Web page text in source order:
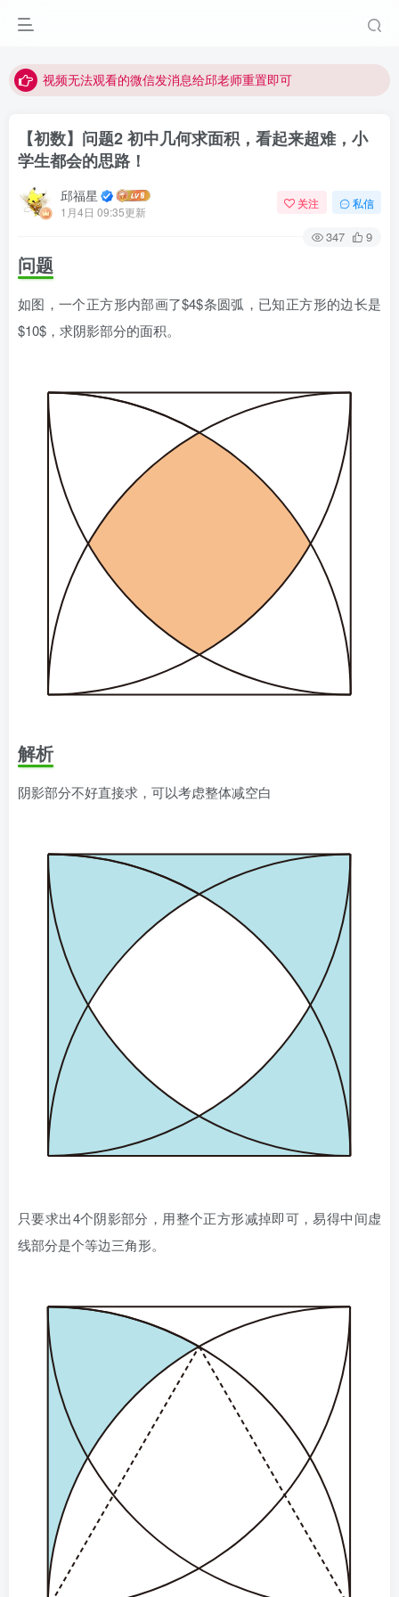
视频无法观看的微信发消息给邱老师重置即可
【初数】问题2 初中几何求面积，看起来超难，小
学生都会的思路！
邱福星
1月4日 09:35更新
关注 私信
347 9
问题
如图，一个正方形内部画了$4$条圆弧，已知正方形的边长是
$10$，求阴影部分的面积。
解析
阴影部分不好直接求，可以考虑整体减空白
只要求出4个阴影部分，用整个正方形减掉即可，易得中间虚
线部分是个等边三角形。